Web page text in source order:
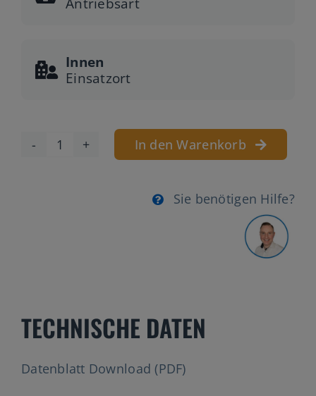
Innen
Einsatzort
SLC-
In den Warenkorb
Sie benötigen Hilfe?
TECHNISCHE DATEN
Datenblatt Download (PDF)